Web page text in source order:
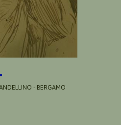
- BERGAMO